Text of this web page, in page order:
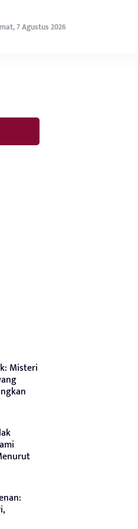
7 Agustus 2026
Misteri